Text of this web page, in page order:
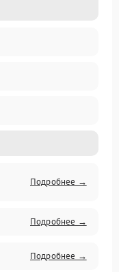
Подробнее →
Подробнее →
Подробнее →